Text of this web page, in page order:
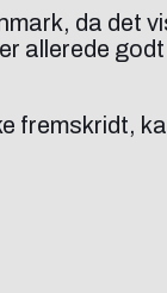
da det
allerede
fremskridt,